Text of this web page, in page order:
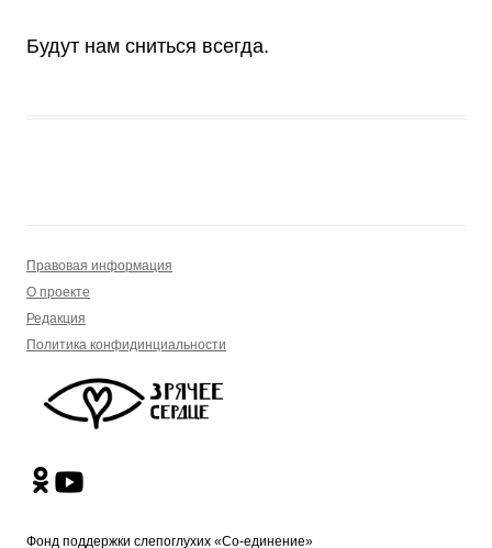
Будут нам сниться всегда.
Правовая информация
О проекте
Редакция
Политика конфидинциальности
Фонд поддержки слепоглухих «Со-единение»